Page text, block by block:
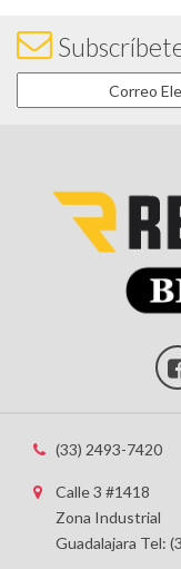
(33) 2493-7420
Calle 3 #1418
Zona Industrial
Guadalajara Tel: